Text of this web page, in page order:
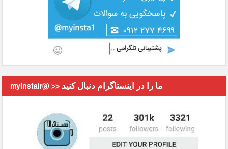
myinstair@ >> ما را در اینستاگرام دنبال کنید